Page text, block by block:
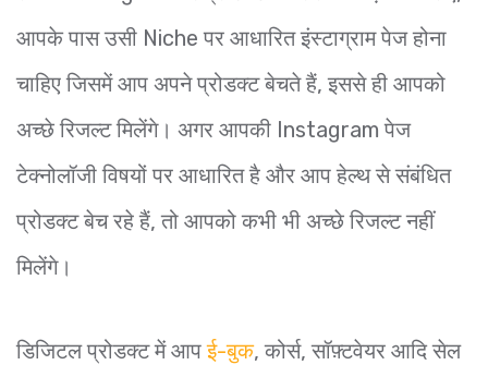
आपके पास उसी Niche पर आधारित इंस्टाग्राम पेज होना
चाहिए जिसमें आप अपने प्रोडक्ट बेचते हैं, इससे ही आपको
अच्छे रिजल्ट मिलेंगे। अगर आपकी Instagram पेज
टेक्नोलॉजी विषयों पर आधारित है और आप हेल्थ से संबंधित
प्रोडक्ट बेच रहे हैं, तो आपको कभी भी अच्छे रिजल्ट नहीं
मिलेंगे।
डिजिटल प्रोडक्ट में आपई-बुक, कोर्स, सॉफ़्टवेयर आदि सेल